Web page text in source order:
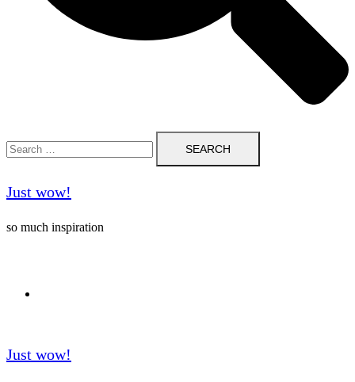
Search
for:
Just wow!
so much inspiration
Just wow!